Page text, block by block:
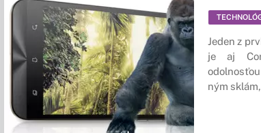
Je­den z
je aj
ným